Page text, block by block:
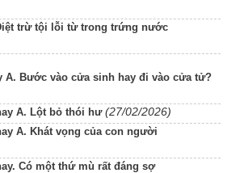
trừ tội lỗi từ trong trứng nước
A. Bước vào cửa sinh hay đi vào cửa tử?
A. Lột bỏ thói hư (27/02/2026)
A. Khát vọng của con người
Có một thứ mù rất đáng sợ